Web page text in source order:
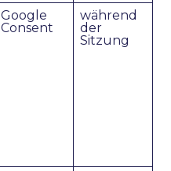
Google
Consent
während
der
Sitzung